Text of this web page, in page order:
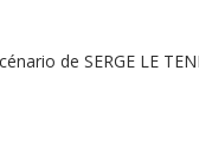
de SERGE LE